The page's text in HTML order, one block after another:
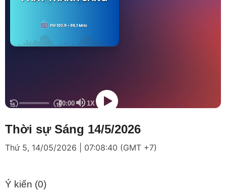
Thời sự Sáng 14/5/2026
Thứ 5, 14/05/2026 | 07:08:40 (GMT +7)
Ý kiến (0)